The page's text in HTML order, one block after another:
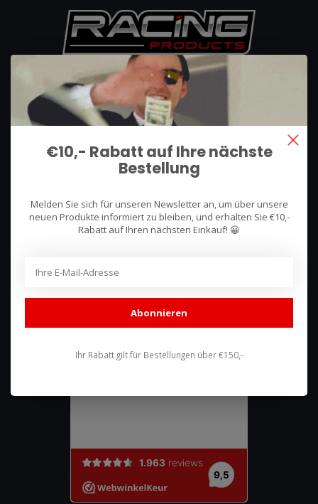
We use what we sell, that's the difference!
Hullerpad 13Q
Lunteren, Nederland
085 744 4602
shop@racing-products.com
Bewertungen
€10,- Rabatt auf Ihre nächste
Bestellung
Melden Sie sich für unseren Newsletter an, um über unsere
neuen Produkte informiert zu bleiben, und erhalten Sie €10,-
Rabatt auf Ihren nächsten Einkauf! 😀
Abonnieren
Ihr Rabatt gilt für Bestellungen über €150,-